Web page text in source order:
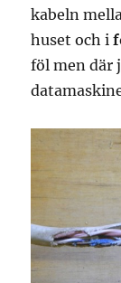
kabeln
huset och i
föl men där